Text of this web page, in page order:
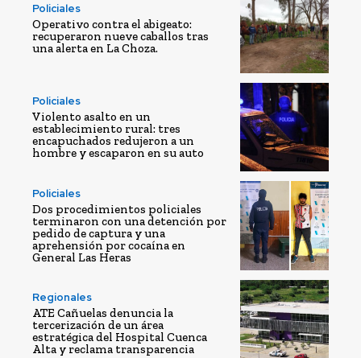
Policiales
Operativo contra el abigeato:
recuperaron nueve caballos tras
una alerta en La Choza.
Policiales
Violento asalto en un
establecimiento rural: tres
encapuchados redujeron a un
hombre y escaparon en su auto
Policiales
Dos procedimientos policiales
terminaron con una detención por
pedido de captura y una
aprehensión por cocaína en
General Las Heras
Regionales
ATE Cañuelas denuncia la
tercerización de un área
estratégica del Hospital Cuenca
Alta y reclama transparencia